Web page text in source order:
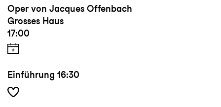
Oper von Jacques Offenbach
Grosses Haus
17:00
Einführung 16:30